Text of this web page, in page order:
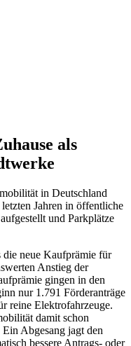
als
in Deutschland
Jahren in öffentliche
und Parkplätze
die neue Kaufprämie für
Anstieg der
gingen in den
nur 1.791 Förderanträge
reine Elektrofahrzeuge.
damit schon
Abgesang jagt den
bessere Antrags- oder